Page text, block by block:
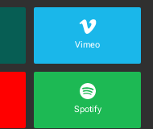
Vimeo
Spotify